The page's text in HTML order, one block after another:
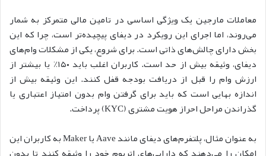
معاملات مارجین یک ویژگی اساسی در تامین مالی متمرکز به شمار
می‌روند، اما اجرای این رویکرد در دیفای پیچیده‌تر است، چرا که این
بخش دارای چالش‌های ذاتی است. برای شروع، یکی از مشکلات وام‌های
دیفای، وثیقه بیش از حد است. کاربران اغلب باید ۱۵۰٪ یا بیشتر از
ارزش وام را قبل از دریافت بودجه قفل کنند. این وثیقه بیش از
اندازه بهایی است که باید برای گرفتن وام بدون امتیاز اعتباری یا
گذراندن مراحل احراز هویت مشتری (KYC) پرداخت.
به عنوان مثال، پلتفرم‌های دیفای مانند Aave یا Maker به کاربران این